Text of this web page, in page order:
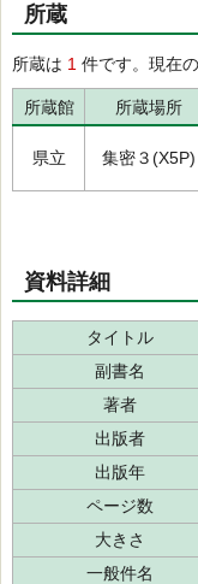
所蔵
所蔵は 1 件です。現在
所蔵館 所蔵場所
県立 集密３(X5P)
資料詳細
タイトル
副書名
著者
出版者
出版年
ページ数
大きさ
一般件名